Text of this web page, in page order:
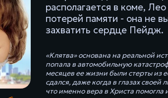
располагается в коме,
потерей памяти - она не
захватить сердце Пейдж.
«Клятва» основана на реальной
попала в автомобильную
месяцев ее жизни были стерты из
сдался, даже когда в глазах
что именно вера в Христа помогла